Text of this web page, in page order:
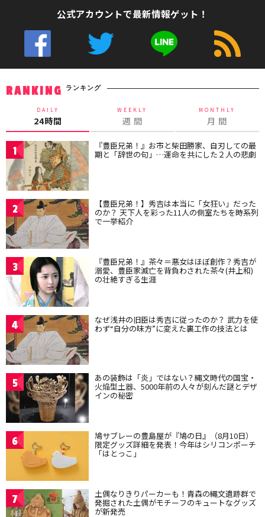
公式アカウントで最新情報ゲット！
RANKING ランキング
DAILY
24時間
WEEKLY
週 間
MONTHLY
月 間
1 『豊臣兄弟！』お市と柴田勝家、自刃しての最
期と「辞世の句」…運命を共にした２人の悲劇
2 【豊臣兄弟！】秀吉は本当に「女狂い」だった
のか？ 天下人を彩った11人の側室たちを時系列
で一挙紹介
3 『豊臣兄弟！』茶々＝悪女はほぼ創作？秀吉が
溺愛、豊臣家滅亡を背負わされた茶々(井上和)
の壮絶すぎる生涯
4 なぜ浅井の旧臣は秀吉に従ったのか？ 武力を使
わず“自分の味方”に変えた裏工作の技法とは
5 あの装飾は「炎」ではない？縄文時代の国宝・
火焔型土器、5000年前の人々が刻んだ謎とデザ
インの秘密
6 鳩サブレーの豊島屋が『鳩の日』（8月10日）
限定グッズ詳細を発表！今年はシリコンポーチ
「はとっこ」
7 土偶なりきりパーカーも！青森の縄文遺跡群で
発掘された土偶がモチーフのキュートなグッズ
が新発売